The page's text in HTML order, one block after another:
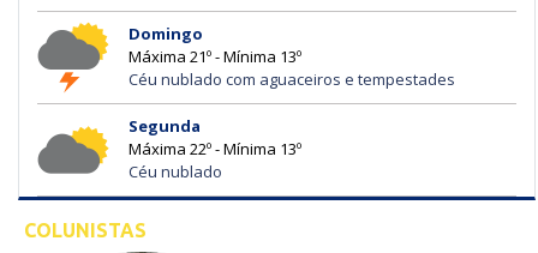
Domingo
Máxima 21º - Mínima 13º
Céu nublado com aguaceiros e tempestades
Segunda
Máxima 22º - Mínima 13º
Céu nublado
COLUNISTAS